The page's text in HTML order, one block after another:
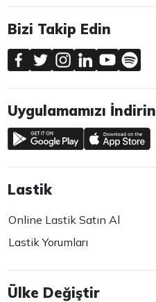
Bizi Takip Edin
Uygulamamızı İndirin
Lastik
Online Lastik Satın Al
Lastik Yorumları
Ülke Değiştir